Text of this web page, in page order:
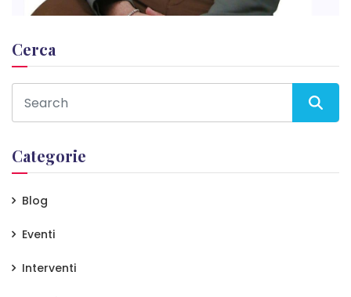
Cerca
Categorie
Blog
Eventi
Interventi